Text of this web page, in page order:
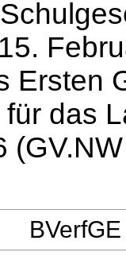
Ersten
das